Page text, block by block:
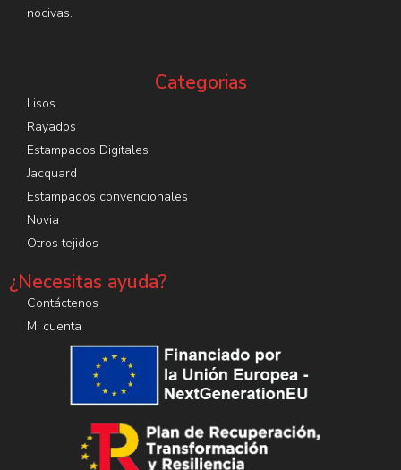
nocivas.
Categorias
Lisos
Rayados
Estampados Digitales
Jacquard
Estampados convencionales
Novia
Otros tejidos
¿Necesitas ayuda?
Contáctenos
Mi cuenta